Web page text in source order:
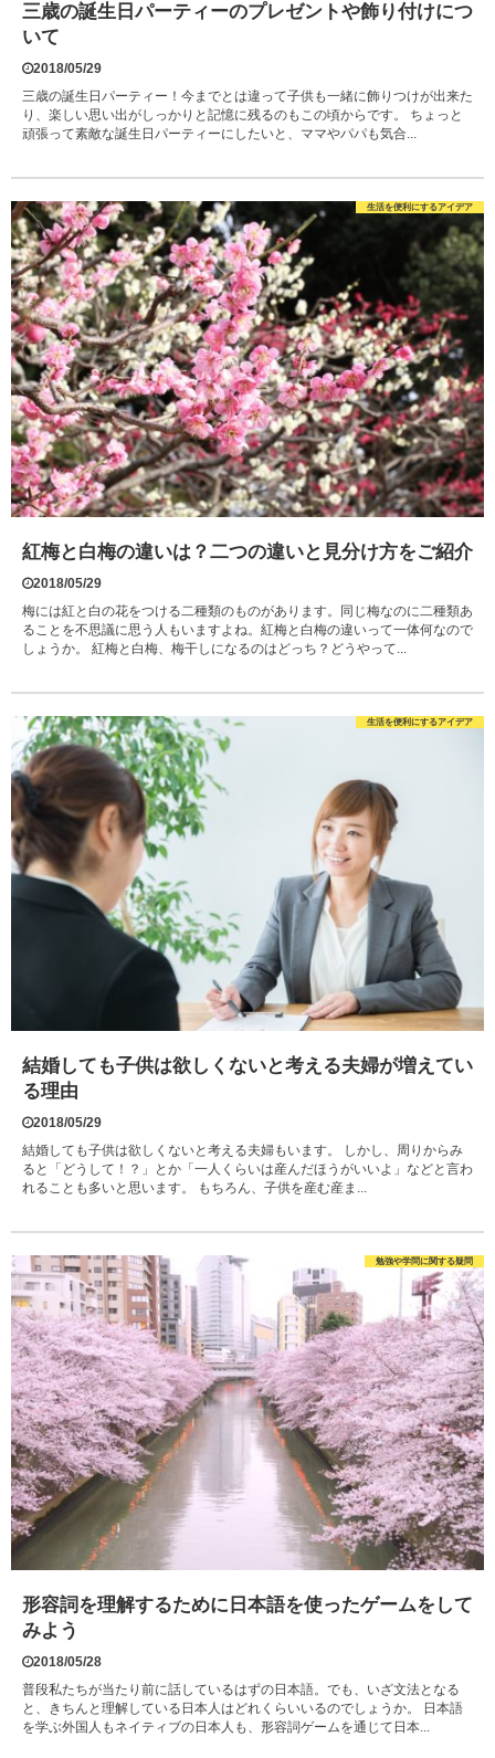
三歳の誕生日パーティーのプレゼントや飾り付けにつ
いて
2018/05/29
三歳の誕生日パーティー！今までとは違って子供も一緒に飾りつけが出来た
り、楽しい思い出がしっかりと記憶に残るのもこの頃からです。 ちょっと
頑張って素敵な誕生日パーティーにしたいと、ママやパパも気合...
生活を便利にするアイデア
紅梅と白梅の違いは？二つの違いと見分け方をご紹介
2018/05/29
梅には紅と白の花をつける二種類のものがあります。同じ梅なのに二種類あ
ることを不思議に思う人もいますよね。紅梅と白梅の違いって一体何なので
しょうか。 紅梅と白梅、梅干しになるのはどっち？どうやって...
生活を便利にするアイデア
結婚しても子供は欲しくないと考える夫婦が増えてい
る理由
2018/05/29
結婚しても子供は欲しくないと考える夫婦もいます。 しかし、周りからみ
ると「どうして！？」とか「一人くらいは産んだほうがいいよ」などと言わ
れることも多いと思います。 もちろん、子供を産む産ま...
勉強や学問に関する疑問
形容詞を理解するために日本語を使ったゲームをして
みよう
2018/05/28
普段私たちが当たり前に話しているはずの日本語。でも、いざ文法となる
と、きちんと理解している日本人はどれくらいいるのでしょうか。 日本語
を学ぶ外国人もネイティブの日本人も、形容詞ゲームを通じて日本...